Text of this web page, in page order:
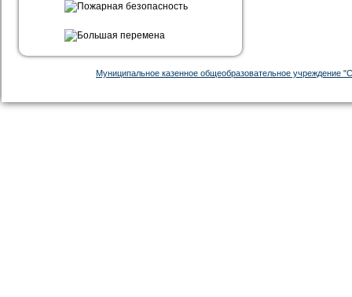
Муниципальное казенное общеобразовательное учреждение